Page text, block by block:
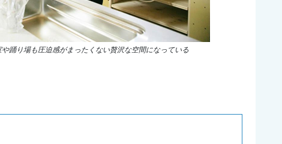
踊り場も圧迫感がまったくない贅沢な空間になっている